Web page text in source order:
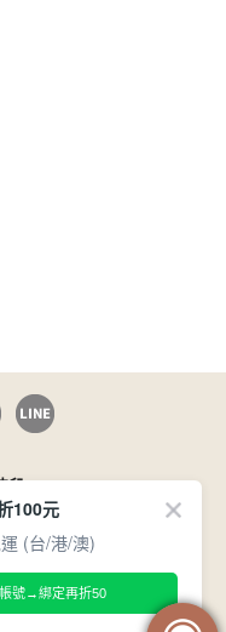
息
165 防詐騙
COPYRIGHT©1996
100元
(台/港/澳)
號→綁定再折50